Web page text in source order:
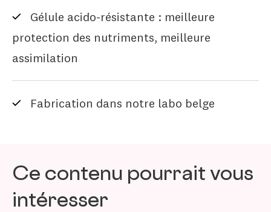
Gélule acido-résistante : meilleure
protection des nutriments, meilleure
assimilation
Fabrication dans notre labo belge
Ce contenu pourrait vous
intéresser